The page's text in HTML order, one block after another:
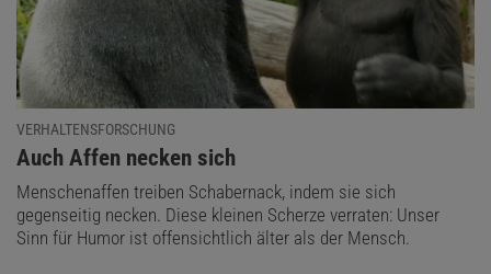
VERHALTENSFORSCHUNG
:
Auch Affen necken sich
Menschenaffen treiben Schabernack, indem sie sich
gegenseitig necken. Diese kleinen Scherze verraten: Unser
Sinn für Humor ist offensichtlich älter als der Mensch.